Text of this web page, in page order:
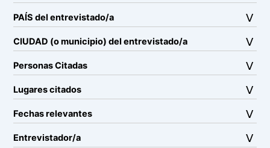
PAÍS del entrevistado/a
CIUDAD (o municipio) del entrevistado/a
Personas Citadas
Lugares citados
Fechas relevantes
Entrevistador/a